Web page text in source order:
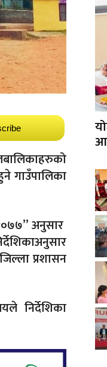
गाउँपालिका
अनुसार
प्रशासन
निर्देशिका